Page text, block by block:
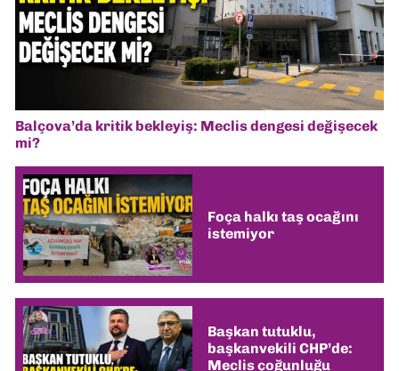
Balçova’da kritik bekleyiş: Meclis dengesi değişecek
mi?
Foça halkı taş ocağını
istemiyor
Başkan tutuklu,
başkanvekili CHP’de:
Meclis çoğunluğu